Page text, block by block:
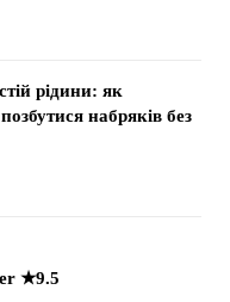
рідини: як
набряків без
★9.5